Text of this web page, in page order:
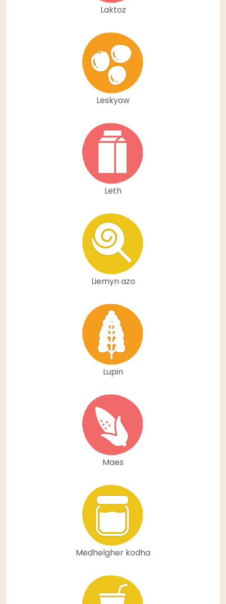
Laktoz
Leskyow
Leth
Liemyn azo
Lupin
Maes
Medhelgher kodha